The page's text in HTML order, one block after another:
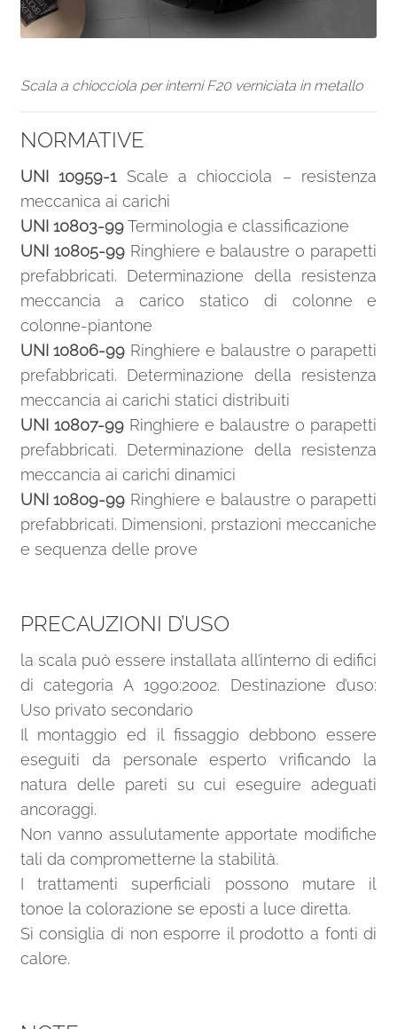
Scala a chiocciola per interni F20 verniciata in metallo
NORMATIVE
UNI 10959-1Scale a chiocciola – resistenza
meccanica ai carichi
UNI 10803-99Terminologia e classificazione
UNI 10805-99Ringhiere e balaustre o parapetti
prefabbricati. Determinazione della resistenza
meccancia a carico statico di colonne e
colonne-piantone
UNI 10806-99 Ringhiere e balaustre o parapetti
prefabbricati. Determinazione della resistenza
meccancia ai carichi statici distribuiti
UNI 10807-99Ringhiere e balaustre o parapetti
prefabbricati. Determinazione della resistenza
meccancia ai carichi dinamici
UNI 10809-99 Ringhiere e balaustre o parapetti
prefabbricati. Dimensioni, prstazioni meccaniche
e sequenza delle prove
PRECAUZIONI D’USO
la scala può essere installata all’interno di edifici
di categoria A 1990:2002. Destinazione d’uso:
Uso privato secondario
Il montaggio ed il fissaggio debbono essere
eseguiti da personale esperto vrificando la
natura delle pareti su cui eseguire adeguati
ancoraggi.
Non vanno assulutamente apportate modifiche
tali da comprometterne la stabilità.
I trattamenti superficiali possono mutare il
tonoe la colorazione se eposti a luce diretta.
Si consiglia di non esporre il prodotto a fonti di
calore.